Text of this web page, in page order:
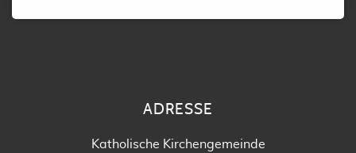
ADRESSE
Katholische Kirchengemeinde